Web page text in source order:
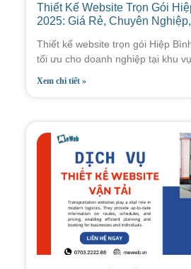
Thiết Kế Website Trọn Gói
2025: Giá Rẻ, Chuyên
Thiết kế website trọn gói Hiệp
tối ưu cho doanh nghiệp tại khu
Xem chi tiết »